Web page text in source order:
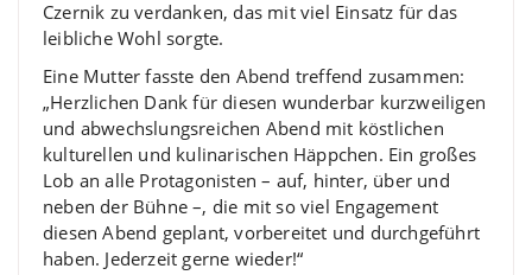
Czernik zu verdanken, das mit viel Einsatz für das
leibliche Wohl sorgte.
Eine Mutter fasste den Abend treffend zusammen:
„Herzlichen Dank für diesen wunderbar kurzweiligen
und abwechslungsreichen Abend mit köstlichen
kulturellen und kulinarischen Häppchen. Ein großes
Lob an alle Protagonisten – auf, hinter, über und
neben der Bühne –, die mit so viel Engagement
diesen Abend geplant, vorbereitet und durchgeführt
haben. Jederzeit gerne wieder!“